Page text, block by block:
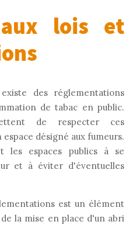
lois et
des réglementations
de tabac en public.
de respecter ces
désigné aux fumeurs.
les espaces publics à se
et à éviter d'éventuelles
est un élément
la mise en place d'un abri